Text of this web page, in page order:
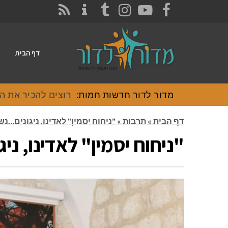
FACEBOOK
YOUTUBE
INSTAGRAM
TUMBLR
דף הבית
מדור לדור חדשות חמות: רוצים להכיר את
דף הבית » תרבות » "ניחוח יסמין" לאדינו,
"ניחוח יסמין" לאדינו,